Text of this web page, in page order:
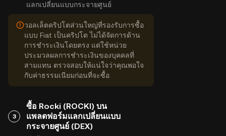
แลกเปลี่ยนแบบกระจายศูนย์
วอลเล็ตคริปโตส่วนใหญ่ที่รองรับการซื้อ
แบบ Fiat เป็นคริปโต ไม่ได้จัดการด้าน
การชำระเงินโดยตรง แต่ใช้หน่วย
ประมวลผลการชำระเงินของบุคคลที่
สามแทน ตรวจสอบให้แน่ใจว่าคุณพอใจ
กับค่าธรรมเนียมก่อนที่จะซื้อ
3
ซื้อ Rocki (ROCKI) บน
แพลตฟอร์มแลกเปลี่ยนแบบ
กระจายศูนย์ (DEX)